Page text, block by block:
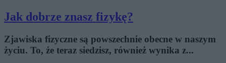
Jak dobrze znasz fizykę?
Zjawiska fizyczne są powszechnie obecne w naszym
życiu. To, że teraz siedzisz, również wynika z...